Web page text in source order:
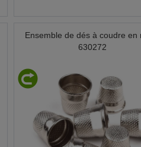
Ensemble de dés à coudre en
630272